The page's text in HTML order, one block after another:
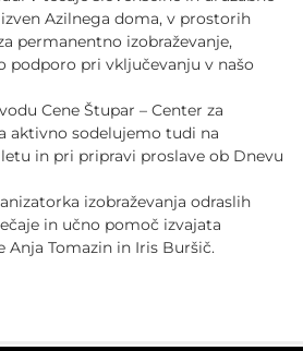
Azilnega doma, v prostorih
permanentno izobraževanje,
pri vključevanju v našo
Cene Štupar – Center za
aktivno sodelujemo tudi na
in pri pripravi proslave ob Dnevu
izobraževanja odraslih
in učno pomoč izvajata
Anja Tomazin in Iris Buršič.